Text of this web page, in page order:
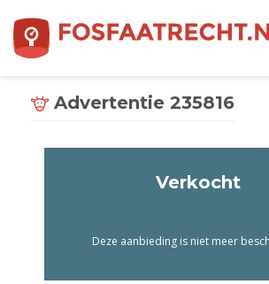
Advertentie 235816
Verkocht
Deze aanbieding is niet meer